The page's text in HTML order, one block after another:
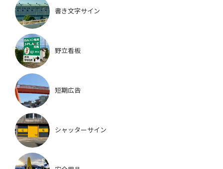
書き文字サイン
野立看板
短期広告
シャッターサイン